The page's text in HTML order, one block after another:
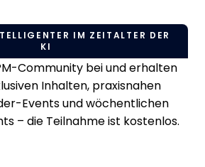
IM ZEITALTER DER
KI
Community bei und erhalten
Inhalten, praxisnahen
Events und wöchentlichen
– die Teilnahme ist kostenlos.